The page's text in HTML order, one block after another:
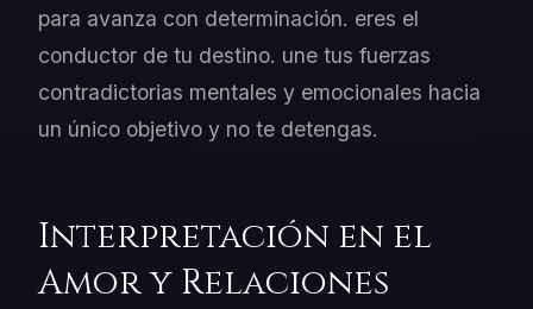
para avanza con determinación. eres el
conductor de tu destino. une tus fuerzas
contradictorias mentales y emocionales hacia
un único objetivo y no te detengas.
Interpretación en el
Amor y Relaciones